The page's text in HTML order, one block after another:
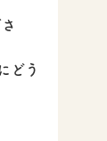
どう